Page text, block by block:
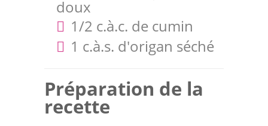
doux
1/2 c.à.c. de cumin
1 c.à.s. d'origan séché
Préparation de la
recette